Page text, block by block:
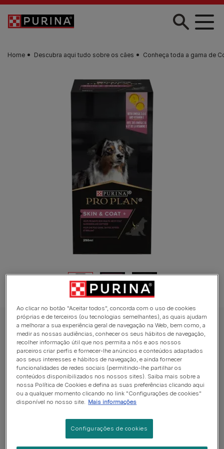
Skip to main content
Home Descubra aqui tudo sobre os cães Conheça toda a gama de
PRO PLAN® Skin&Coat+ | Pele e Pelo do Cão | Suplemento em Óleo
PRO PLAN® Skin&Coat+ | Pele e Pelo do
Cão | Suplemento em Óleo
Sem avaliações​
Formatos disponíveis: 250ml 500ml
Promove uma pele saudável: hidratação e firmeza,
Ajuda a ter um pelo do cão brilhante e suave porque
Ao clicar no botão "Aceitar todos", concorda com o uso de cookies
próprias e de terceiros (ou tecnologias semelhantes), as quais ajudam
a melhorar a sua experiência geral de navegação na Web, bem como, a
medir as nossas audiências, conhecer os seus hábitos de navegação,
recolher informação útil que nos permita a nós e aos nossos
parceiros criar perfis e fornecer-lhe anúncios e conteúdos adaptados
aos seus interesses e hábitos de navegação, e ainda fornecer
funcionalidades de redes sociais (permitindo-lhe partilhar os
conteúdos disponibilizados nos nossos sites). Saiba mais sobre a
nossa Política de Cookies e defina as suas preferências clicando aqui
ou a qualquer momento clicando no link "Configurações de cookies"
disponível no nosso site.
Mais informações
Configurações de cookies